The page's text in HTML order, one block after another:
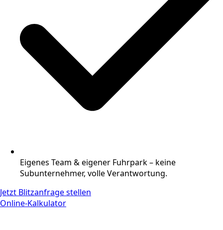
Eigenes Team & eigener Fuhrpark – keine
Subunternehmer, volle Verantwortung.
Jetzt Blitzanfrage stellen
Online-Kalkulator